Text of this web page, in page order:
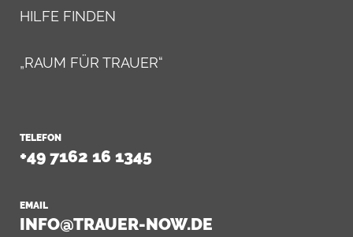
HILFE FINDEN
„RAUM FÜR TRAUER“
TELEFON
+49 7162 16 1345
EMAIL
INFO@TRAUER-NOW.DE